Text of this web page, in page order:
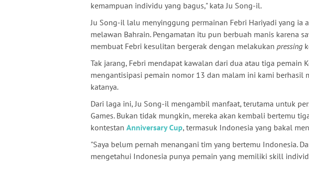
kemampuan individu yang bagus," kata Ju Song-il.
Ju Song-il lalu menyinggung permainan Febri Hariyadi yang ia
melawan Bahrain. Pengamatan itu pun berbuah manis karena
membuat Febri kesulitan bergerak dengan melakukan pressing
Tak jarang, Febri mendapat kawalan dari dua atau tiga pemain
mengantisipasi pemain nomor 13 dan malam ini kami berhasil
katanya.
Dari laga ini, Ju Song-il mengambil manfaat, terutama untuk
Games. Bukan tidak mungkin, mereka akan kembali bertemu
kontestan Anniversary Cup, termasuk Indonesia yang bakal
"Saya belum pernah menangani tim yang bertemu Indonesia.
mengetahui Indonesia punya pemain yang memiliki skill